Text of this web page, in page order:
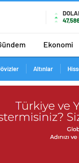
Ekonomi
Altınlar